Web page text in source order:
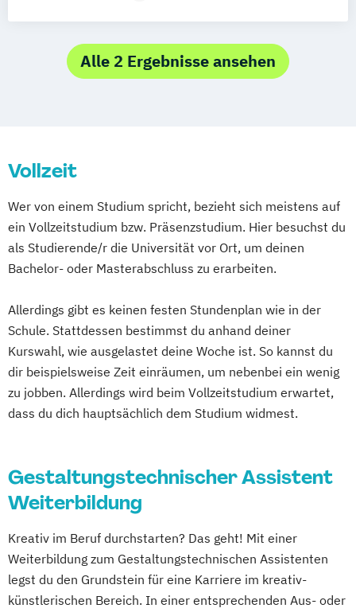
Game Programmer
Gestaltungstechnische/r Assistent/in PLUS
PLUS Fachabitur
(IHK) PLUS Online Media Management
Kaumann/-frau im E-Commerce (IHK) PLUS
Digital Management
Mediengestalter/in Bild und Ton (IHK) PLUS
Media Creation
Mediengestalter/in Digital und Print (IHK)
PLUS Media Design
Veranstaltungskaufleute (IHK) PLUS
Event/Live Communication
Alle 2 Ergebnisse ansehen
Vollzeit
Wer von einem Studium spricht, bezieht sich meistens auf
ein Vollzeitstudium bzw. Präsenzstudium. Hier besuchst du
als Studierende/r die Universität vor Ort, um deinen
Bachelor- oder Masterabschluss zu erarbeiten.
Allerdings gibt es keinen festen Stundenplan wie in der
Schule. Stattdessen bestimmst du anhand deiner
Kurswahl, wie ausgelastet deine Woche ist. So kannst du
dir beispielsweise Zeit einräumen, um nebenbei ein wenig
zu jobben. Allerdings wird beim Vollzeitstudium erwartet,
dass du dich hauptsächlich dem Studium widmest.
Gestaltungstechnischer Assistent
Weiterbildung
Kreativ im Beruf durchstarten? Das geht! Mit einer
Weiterbildung zum Gestaltungstechnischen Assistenten
legst du den Grundstein für eine Karriere im kreativ-
künstlerischen Bereich. In einer entsprechenden Aus- oder